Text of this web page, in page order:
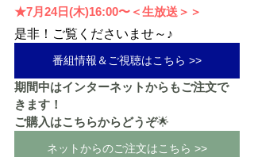
★7月24日(木)16:00〜＜生放送＞＞
是非！ご覧くださいませ～♪
番組情報＆ご視聴はこちら >>
期間中はインターネットからもご注文で
きます！
ご購入はこちらからどうぞ🌟
ネットからのご注文はこちら >>